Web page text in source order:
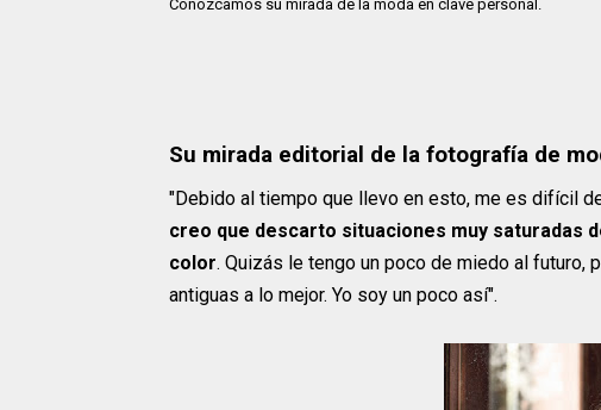
Conozcamos su mirada de la moda en clave personal.
Su mirada editorial de la fotografía de
"Debido al tiempo que llevo en esto, me es difícil
creo que descarto situaciones muy saturadas
color. Quizás le tengo un poco de miedo al
antiguas a lo mejor. Yo soy un poco así".